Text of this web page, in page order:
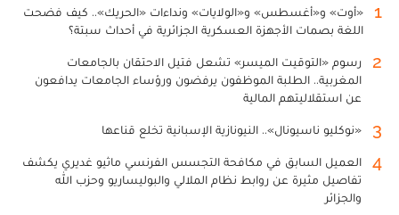
1
«أوت» و«أغسطس» و«الولايات» ونداءات «الحريك».. كيف فضحت
اللغة بصمات الأجهزة العسكرية الجزائرية في أحداث سبتة؟
2
رسوم «التوقيت الميسر» تشعل فتيل الاحتقان بالجامعات
المغربية.. الطلبة الموظفون يرفضون ورؤساء الجامعات يدافعون
عن استقلاليتهم المالية
3 «نوكليو ناسيونال».. النيونازية الإسبانية تخلع قناعها
4
العميل السابق في مكافحة التجسس الفرنسي ماثيو غديري يكشف
تفاصيل مثيرة عن روابط نظام الملالي والبوليساريو وحزب الله
والجزائر